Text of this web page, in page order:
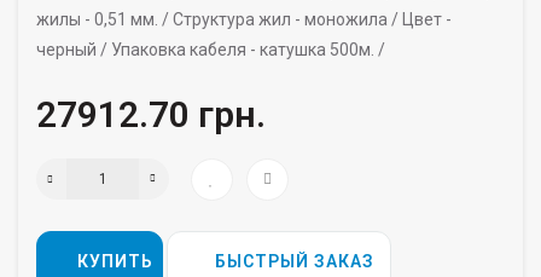
жилы - 0,51 мм. /Структура жил - моножила / Цвет -
черный / Упаковка кабеля - катушка 500м. /
27912.70 грн.
КУПИТЬ БЫСТРЫЙ ЗАКАЗ